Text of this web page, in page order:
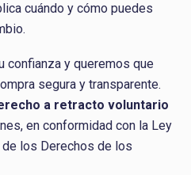
cuándo y cómo puedes
confianza y queremos que
segura y transparente.
a retracto voluntario
en conformidad con la Ley
los Derechos de los